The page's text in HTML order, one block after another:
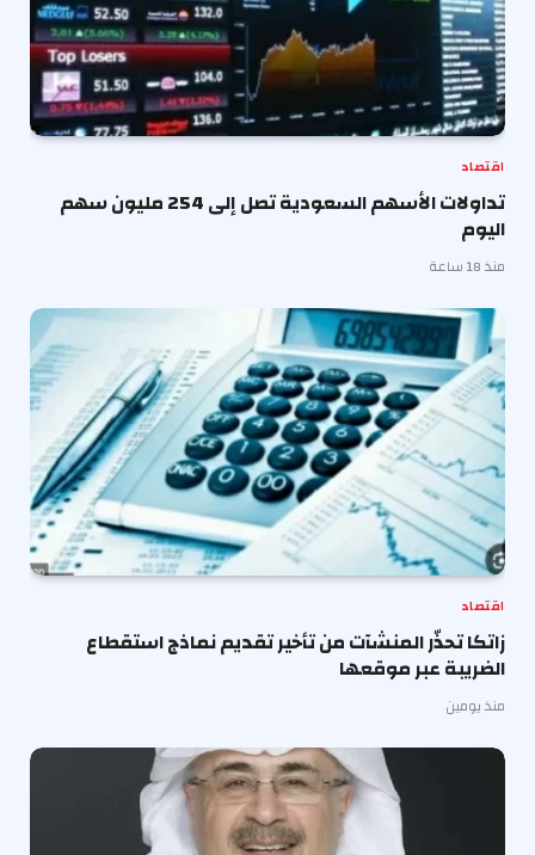
اقتصاد
تداولات الأسهم السعودية تصل إلى 254 مليون سهم
اليوم
منذ 18 ساعة
اقتصاد
زاتكا تحذّر المنشآت من تأخير تقديم نماذج استقطاع
الضريبة عبر موقعها
منذ يومين